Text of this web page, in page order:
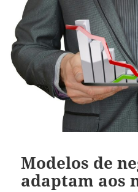
Modelos de
adaptam aos